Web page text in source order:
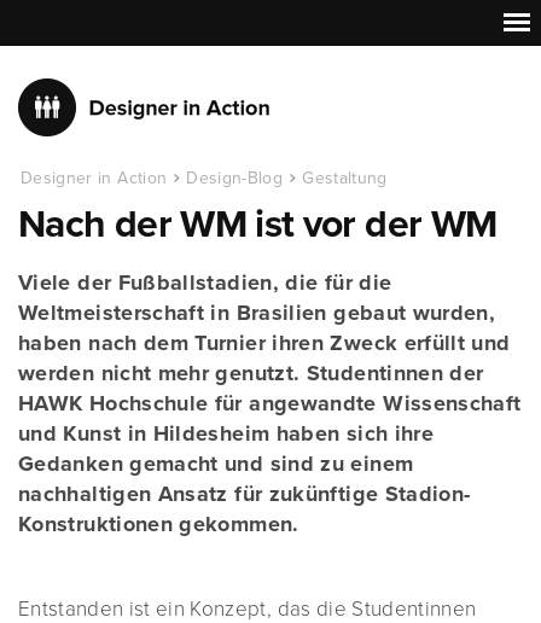
Designer in Action Design-Blog Gestaltung
Nach der WM ist vor der WM
Viele der Fußballstadien, die für die
Weltmeisterschaft in Brasilien gebaut wurden,
haben nach dem Turnier ihren Zweck erfüllt und
werden nicht mehr genutzt. Studentinnen der
HAWK Hochschule für angewandte Wissenschaft
und Kunst in Hildesheim haben sich ihre
Gedanken gemacht und sind zu einem
nachhaltigen Ansatz für zukünftige Stadion-
Konstruktionen gekommen.
Entstanden ist ein Konzept, das die Studentinnen